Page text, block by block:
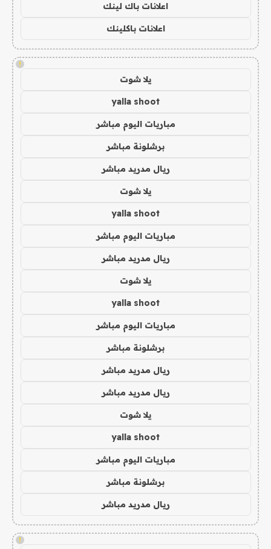
اعلانات باك لينك
اعلانات باكلينك
!
يلا شوت
yalla shoot
مباريات اليوم مباشر
برشلونة مباشر
ريال مدريد مباشر
يلا شوت
yalla shoot
مباريات اليوم مباشر
ريال مدريد مباشر
يلا شوت
yalla shoot
مباريات اليوم مباشر
برشلونة مباشر
ريال مدريد مباشر
ريال مدريد مباشر
يلا شوت
yalla shoot
مباريات اليوم مباشر
برشلونة مباشر
ريال مدريد مباشر
!